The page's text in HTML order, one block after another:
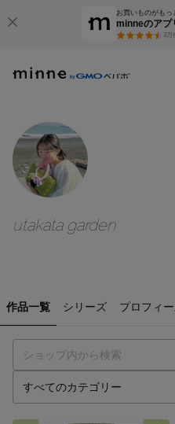
お買いものがもっ
minneのアプ
3万
utakata garden
作品一覧 シリーズ プロフィ